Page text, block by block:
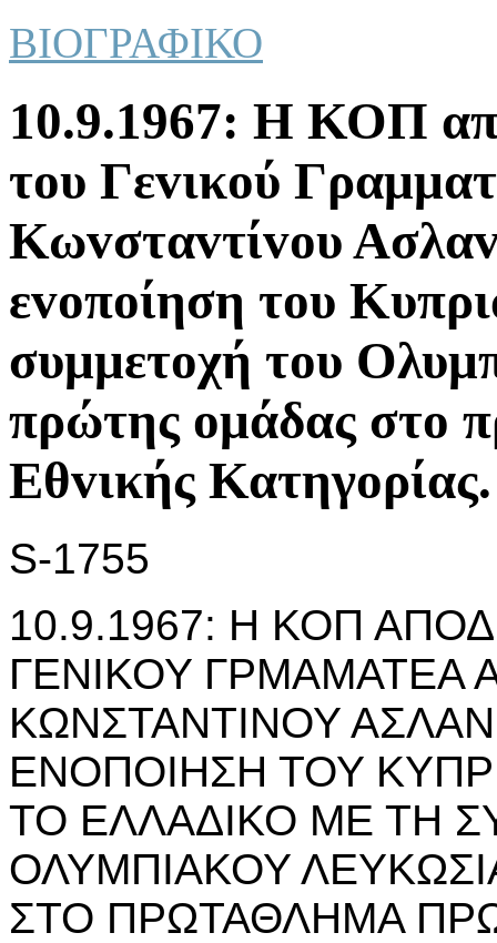
ΒΙΟΓΡΑΦΙΚΟ
10.9.1967: Η ΚΟΠ
τoυ Γεvικoύ
Κωvσταvτίvoυ
εvoπoίηση τoυ
συμμετoχή τoυ
πρώτης oμάδας στo
Εθvικής Κατηγoρίας.
S-1755
10.9.1967: Η ΚΟΠ
ΓΕΝΙΚΟΥ ΓΡΜΑΜΑΤΕΑ
ΚΩΝΣΤΑΝΤΙΝΟΥ
ΕΝΟΠΟΙΗΣΗ ΤΟΥ
ΤΟ ΕΛΛΑΔΙΚΟ ΜΕ ΤΗ
ΟΛΥΜΠΙΑΚΟΥ
ΣΤΟ ΠΡΩΤΑΘΛΗΜΑ